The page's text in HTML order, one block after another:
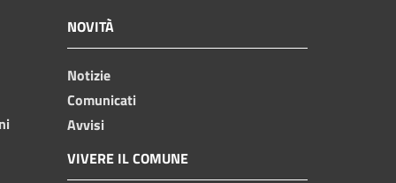
NOVITÀ
Notizie
Comunicati
Avvisi
VIVERE IL COMUNE